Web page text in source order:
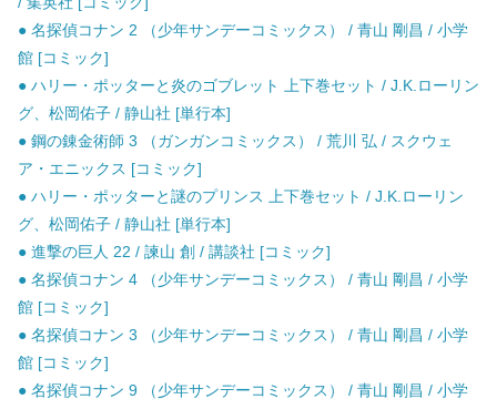
● 名探偵コナン 2 （少年サンデーコミックス） / 青山 剛昌 / 小学
館 [コミック]
● ハリー・ポッターと炎のゴブレット 上下巻セット / J.K.ローリン
グ、松岡佑子 / 静山社 [単行本]
● 鋼の錬金術師 3 （ガンガンコミックス） / 荒川 弘 / スクウェ
ア・エニックス [コミック]
● ハリー・ポッターと謎のプリンス 上下巻セット / J.K.ローリン
グ、松岡佑子 / 静山社 [単行本]
● 進撃の巨人 22 / 諫山 創 / 講談社 [コミック]
● 名探偵コナン 4 （少年サンデーコミックス） / 青山 剛昌 / 小学
館 [コミック]
● 名探偵コナン 3 （少年サンデーコミックス） / 青山 剛昌 / 小学
館 [コミック]
● 名探偵コナン 9 （少年サンデーコミックス） / 青山 剛昌 / 小学